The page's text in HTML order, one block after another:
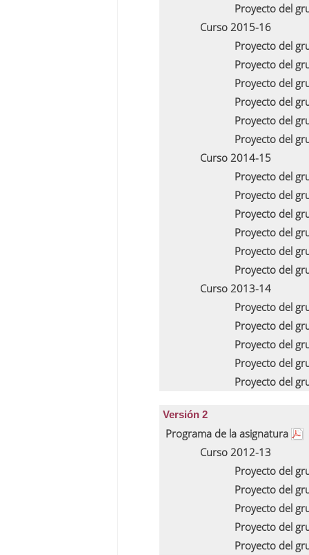
Proyecto del
Curso 2015-16
Proyecto del
Proyecto del
Proyecto del
Proyecto del
Proyecto del
Proyecto del
Curso 2014-15
Proyecto del
Proyecto del
Proyecto del
Proyecto del
Proyecto del
Proyecto del
Curso 2013-14
Proyecto del
Proyecto del
Proyecto del
Proyecto del
Proyecto del
Versión 2
Programa de la asignatura
Curso 2012-13
Proyecto del
Proyecto del
Proyecto del
Proyecto del
Proyecto del